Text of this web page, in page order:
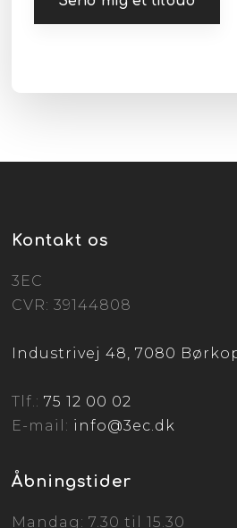
Kontakt os
3EC
CVR: 39144808
Industrivej 48, 7080
Tlf.: 75 12 00 02
E-mail: info@3ec.dk
Åbningstider
Mandag: 7.30 til 15.30